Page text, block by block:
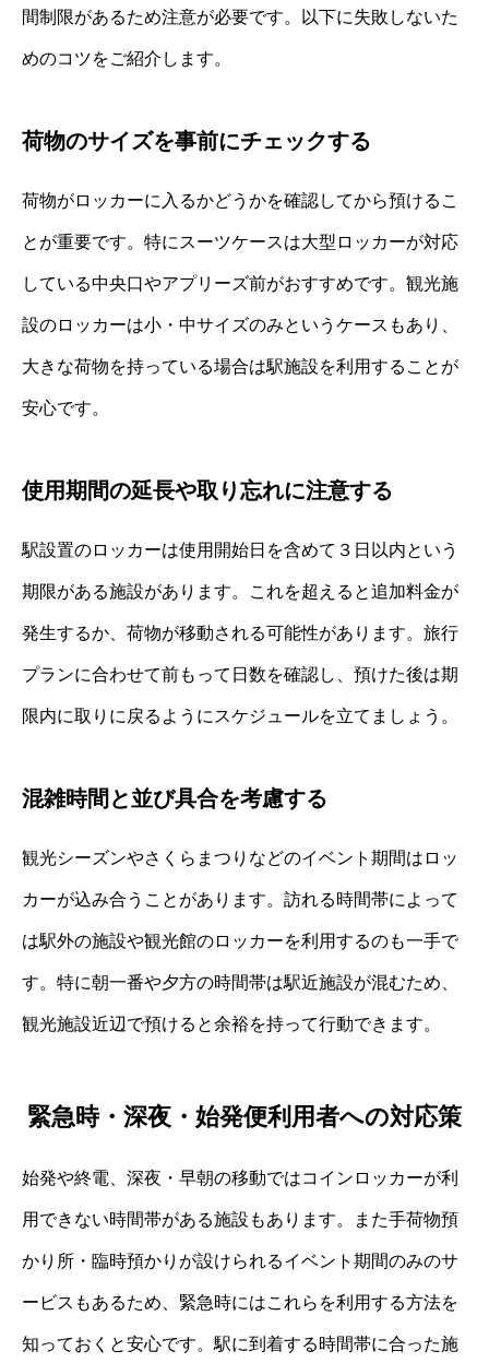
間制限があるため注意が必要です。以下に失敗しないた
めのコツをご紹介します。
荷物のサイズを事前にチェックする
荷物がロッカーに入るかどうかを確認してから預けるこ
とが重要です。特にスーツケースは大型ロッカーが対応
している中央口やアプリーズ前がおすすめです。観光施
設のロッカーは小・中サイズのみというケースもあり、
大きな荷物を持っている場合は駅施設を利用することが
安心です。
使用期間の延長や取り忘れに注意する
駅設置のロッカーは使用開始日を含めて３日以内という
期限がある施設があります。これを超えると追加料金が
発生するか、荷物が移動される可能性があります。旅行
プランに合わせて前もって日数を確認し、預けた後は期
限内に取りに戻るようにスケジュールを立てましょう。
混雑時間と並び具合を考慮する
観光シーズンやさくらまつりなどのイベント期間はロッ
カーが込み合うことがあります。訪れる時間帯によって
は駅外の施設や観光館のロッカーを利用するのも一手で
す。特に朝一番や夕方の時間帯は駅近施設が混むため、
観光施設近辺で預けると余裕を持って行動できます。
緊急時・深夜・始発便利用者への対応策
始発や終電、深夜・早朝の移動ではコインロッカーが利
用できない時間帯がある施設もあります。また手荷物預
かり所・臨時預かりが設けられるイベント期間のみのサ
ービスもあるため、緊急時にはこれらを利用する方法を
知っておくと安心です。駅に到着する時間帯に合った施